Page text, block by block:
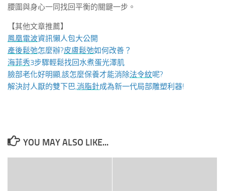
腰圍與身心一同找回平衡的關鍵一步。
【其他文章推薦】
鳳凰電波資訊懶人包大公開
產後鬆弛怎麼辦?皮膚鬆弛如何改善？
海菲秀3步驟輕鬆找回水煮蛋光澤肌
臉部老化好明顯,該怎麼保養才能消除法令紋呢?
解決討人厭的雙下巴,消脂針成為新一代局部雕塑利器!
YOU MAY ALSO LIKE...